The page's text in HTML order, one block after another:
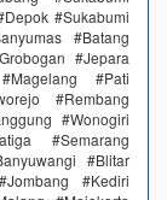
#Sukabumi
#Batang
#Jepara
#Pati
#Rembang
#Wonogiri
#Semarang
#Blitar
#Kediri